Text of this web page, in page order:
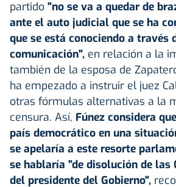
partido "no se va a quedar de
ante el auto judicial que se ha
que se está conociendo a través
comunicación", en relación a la
también de la esposa de
ha empezado a instruir el juez
otras fórmulas alternativas a la
censura. Así, Fúnez considera
país democrático en una
se apelaría a este resorte
se hablaría "de disolución de las
del presidente del Gobierno",